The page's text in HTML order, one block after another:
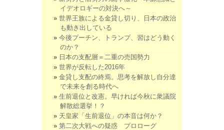
イデオロギーの対決へ～
世界王族による金貸し切り、日本の政治
も動き出している
今後プーチン、トランプ、習はどう動く
のか？
日本の支配層＝二重の売国勢力
世界が反転した2016年
金貸し支配の終焉。思考を解放し自分達
で未来を創る時代へ
生前退位と改憲。早ければ今秋に衆議院
解散総選挙！？
天皇家「生前退位」の本音は何か？
第二次大戦への疑惑 プロローグ